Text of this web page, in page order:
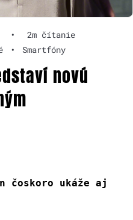
•
2m čítanie
• Smartfóny
novú
čoskoro ukáže aj